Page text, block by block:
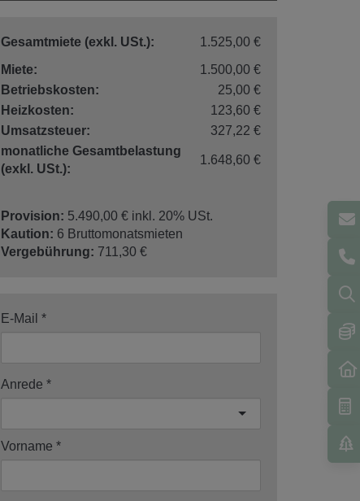
Gesamtmiete (exkl. USt.):
1.525,00 €
Miete:
1.500,00 €
Betriebskosten:
25,00 €
Heizkosten:
123,60 €
Umsatzsteuer:
327,22 €
monatliche Gesamtbelastung
(exkl. USt.):
1.648,60 €
Provision: 5.490,00 € inkl. 20% USt.
Kaution: 6 Bruttomonatsmieten
Vergebührung: 711,30 €
E-Mail
Anrede
Vorname